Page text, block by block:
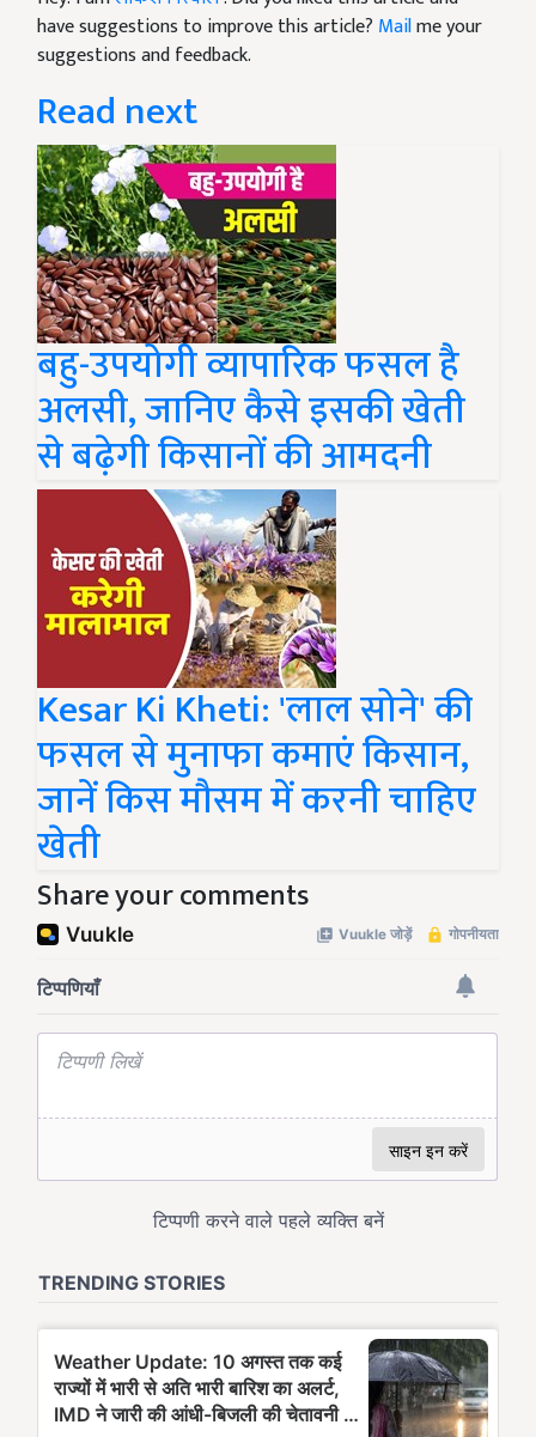
have suggestions to improve this article? Mailme your
suggestions and feedback.
Read next
बहु-उपयोगी व्यापारिक फसल है
अलसी, जानिए कैसे इसकी खेती
से बढ़ेगी किसानों की आमदनी
Kesar Ki Kheti: 'लाल सोने' की
फसल से मुनाफा कमाएं किसान,
जानें किस मौसम में करनी चाहिए
खेती
Share your comments